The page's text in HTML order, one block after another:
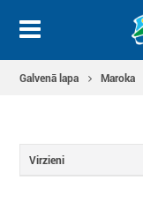
Galvenā lapa Maroka
Virzieni